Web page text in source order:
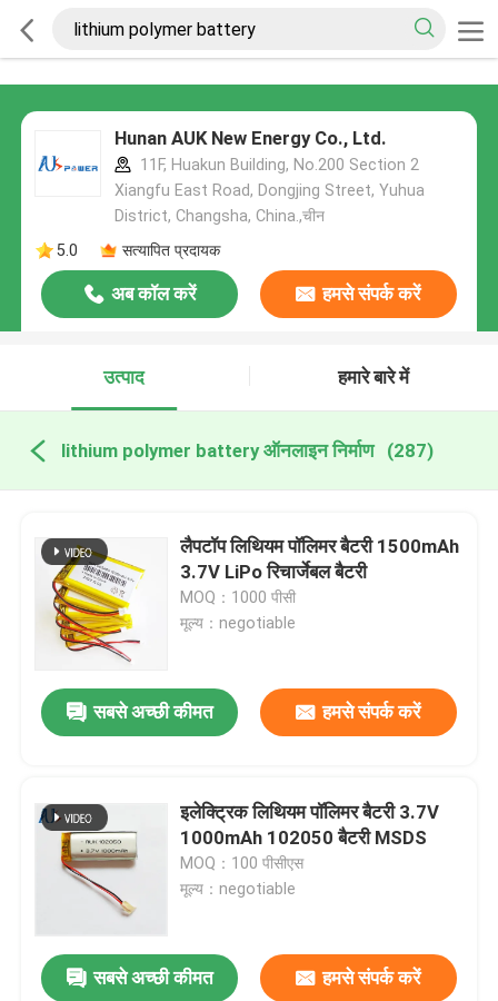
Hunan AUK New Energy Co., Ltd.
11F, Huakun Building, No.200 Section 2
Xiangfu East Road, Dongjing Street, Yuhua
District, Changsha, China.,चीन
5.0
सत्यापित प्रदायक
अब कॉल करें हमसे संपर्क करें
उत्पाद हमारे बारे में
lithium polymer battery ऑनलाइन निर्माण (287)
लैपटॉप लिथियम पॉलिमर बैटरी 1500mAh
3.7V LiPo रिचार्जेबल बैटरी
MOQ：1000 पीसी
मूल्य：negotiable
सबसे अच्छी कीमत हमसे संपर्क करें
इलेक्ट्रिक लिथियम पॉलिमर बैटरी 3.7V
1000mAh 102050 बैटरी MSDS
MOQ：100 पीसीएस
मूल्य：negotiable
सबसे अच्छी कीमत हमसे संपर्क करें